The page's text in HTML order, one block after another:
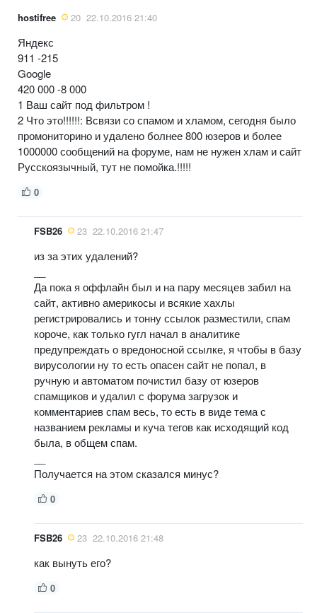
hostifree 20 22.10.2016 21:40
Яндекс
911 -215
Google
420 000 -8 000
1 Ваш сайт под фильтром !
2 Что это!!!!!!: Всвязи со спамом и хламом, сегодня было
промониторино и удалено болнее 800 юзеров и более
1000000 сообщений на форуме, нам не нужен хлам и сайт
Русскоязычный, тут не помойка.!!!!!
0
FSB26 23 22.10.2016 21:47
из за этих удалений?
Да пока я оффлайн был и на пару месяцев забил на
сайт, активно америкосы и всякие хахлы
регистрировались и тонну ссылок разместили, спам
короче, как только гугл начал в аналитике
предупреждать о вредоносной ссылке, я чтобы в базу
вирусологии ну то есть опасен сайт не попал, в
ручную и автоматом почистил базу от юзеров
спамщиков и удалил с форума загрузок и
комментариев спам весь, то есть в виде тема с
названием рекламы и куча тегов как исходящий код
была, в общем спам.
Получается на этом сказался минус?
0
FSB26 23 22.10.2016 21:48
как вынуть его?
0